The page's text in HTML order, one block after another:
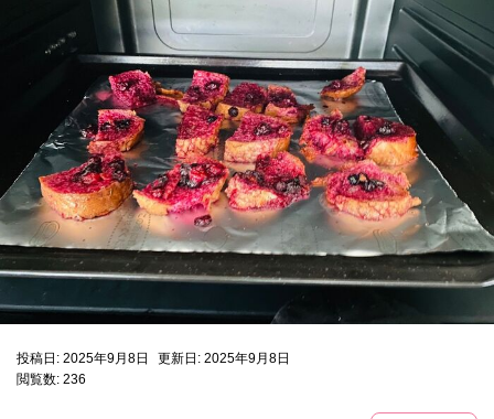
投稿日: 2025年9月8日
更新日: 2025年9月8日
閲覧数: 236